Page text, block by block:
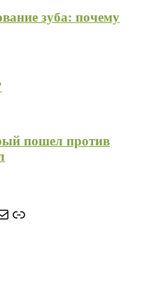
зуба: почему
пошел против
t.me/stoneforest
Ссылка